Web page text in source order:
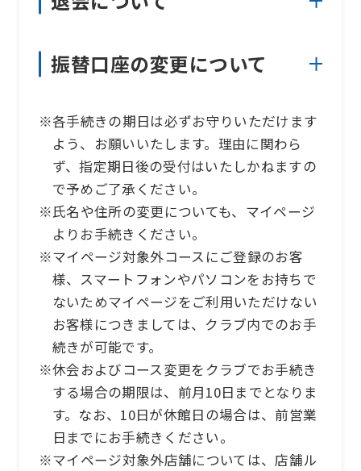
振替口座の変更について
※各手続きの期日は必ずお守りいただけます
よう、お願いいたします。理由に関わら
ず、指定期日後の受付はいたしかねますの
で予めご了承ください。
※氏名や住所の変更についても、マイページ
よりお手続きください。
※マイページ対象外コースにご登録のお客
様、スマートフォンやパソコンをお持ちで
ないためマイページをご利用いただけない
お客様につきましては、クラブ内でのお手
続きが可能です。
※休会およびコース変更をクラブでお手続き
する場合の期限は、前月10日までとなりま
す。なお、10日が休館日の場合は、前営業
日までにお手続きください。
※マイページ対象外店舗については、店舗ル